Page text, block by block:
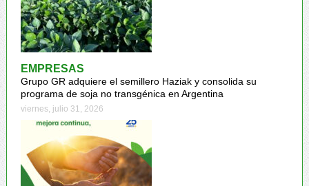
EMPRESAS
Grupo GR adquiere el semillero Haziak y consolida su
programa de soja no transgénica en Argentina
viernes, julio 31, 2026